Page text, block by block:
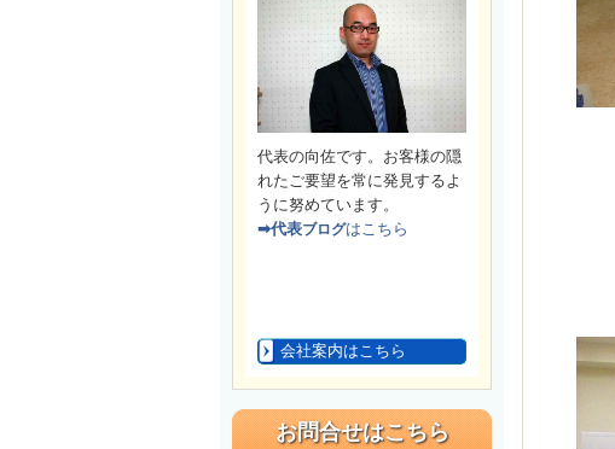
代表の向佐です。お客様の隠
れたご要望を常に発見するよ
うに努めています。
➡代表ブログはこちら
会社案内はこちら
お問合せはこちら